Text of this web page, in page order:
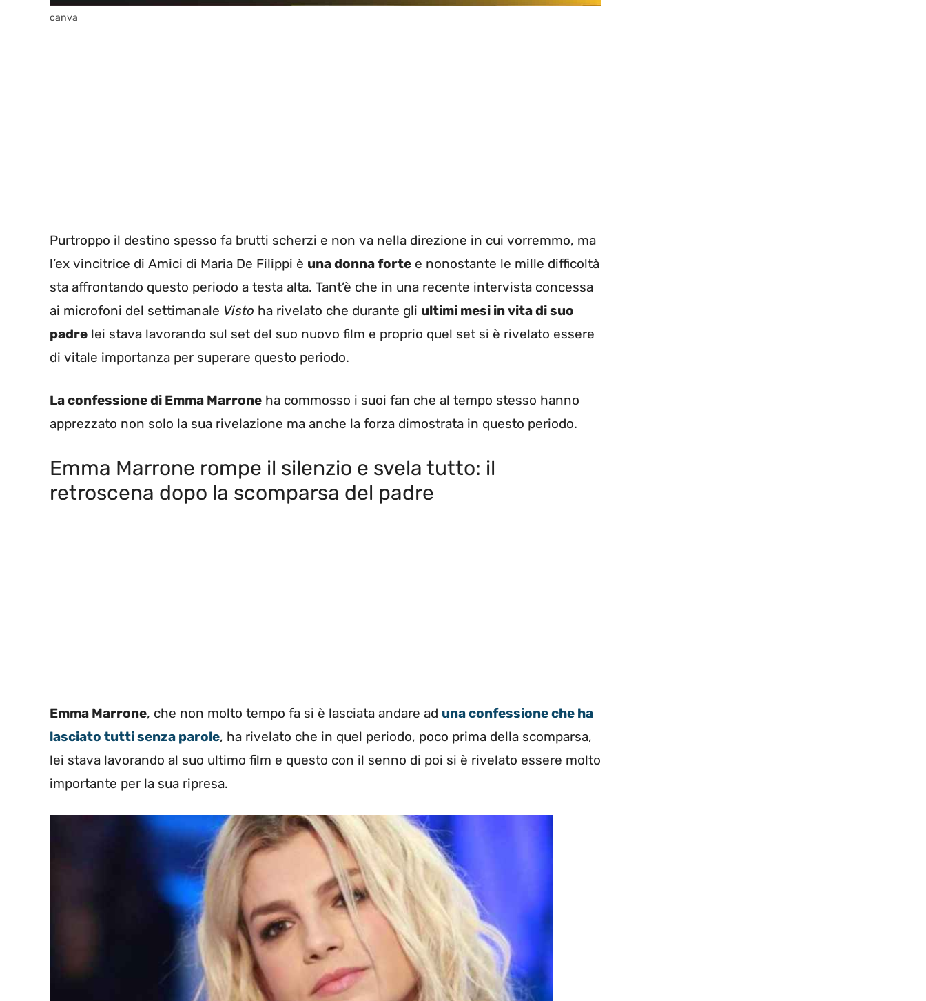
canva
Purtroppo il destino spesso fa brutti scherzi e non va nella direzione in cui vorremmo, ma
l’ex vincitrice di Amici di Maria De Filippi è una donna forte e nonostante le mille difficoltà
sta affrontando questo periodo a testa alta. Tant’è che in una recente intervista concessa
ai microfoni del settimanale Visto ha rivelato che durante gli ultimi mesi in vita di suo
padre lei stava lavorando sul set del suo nuovo film e proprio quel set si è rivelato essere
di vitale importanza per superare questo periodo.
La confessione di Emma Marrone ha commosso i suoi fan che al tempo stesso hanno
apprezzato non solo la sua rivelazione ma anche la forza dimostrata in questo periodo.
Emma Marrone rompe il silenzio e svela tutto: il
retroscena dopo la scomparsa del padre
Emma Marrone, che non molto tempo fa si è lasciata andare ad una confessione che ha
lasciato tutti senza parole, ha rivelato che in quel periodo, poco prima della scomparsa,
lei stava lavorando al suo ultimo film e questo con il senno di poi si è rivelato essere molto
importante per la sua ripresa.